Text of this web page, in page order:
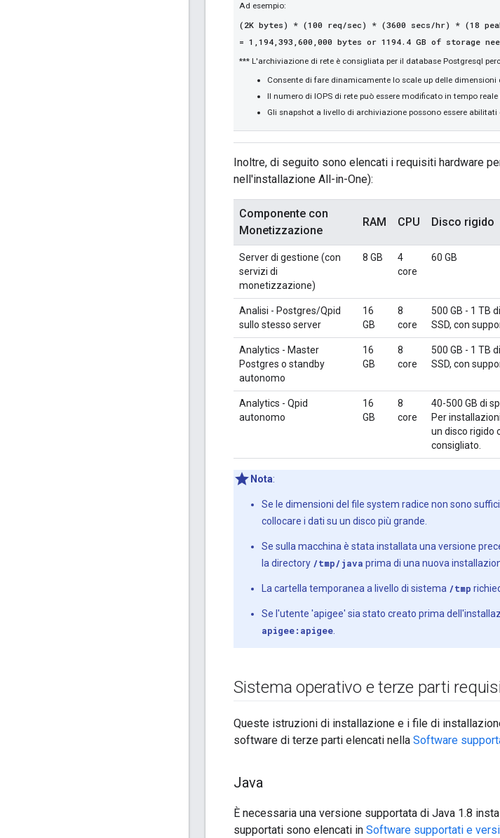
Ad esempio:
(2K bytes) * (100 req/sec) * (3600 secs/hr) * (18
= 1,194,393,600,000 bytes or 1194.4 GB of storage
*** L'archiviazione di rete è consigliata per il database Postgresql
Consente di fare dinamicamente lo scale up delle
Il numero di IOPS di rete può essere modificato in tempo
Gli snapshot a livello di archiviazione possono essere
Inoltre, di seguito sono elencati i requisiti hardware
nell'installazione All-in-One):
Componente con
Monetizzazione
RAM CPU Disco rigido
Server di gestione (con
servizi di
monetizzazione)
8 GB
4
core
60 GB
Analisi - Postgres/Qpid
sullo stesso server
16
GB
8
core
500 GB - 1 TB
SSD, con
Analytics - Master
Postgres o standby
autonomo
16
GB
8
core
500 GB - 1 TB
SSD, con
Analytics - Qpid
autonomo
16
GB
8
core
40-500 GB di
Per
un disco rigido
consigliato.
Nota:
Se le dimensioni del file system radice non sono
collocare i dati su un disco più grande.
Se sulla macchina è stata installata una versione
la directory /tmp/java prima di una nuova
La cartella temporanea a livello di sistema /tmp
Se l'utente 'apigee' sia stato creato prima
apigee:apigee
Sistema operativo e terze parti
Queste istruzioni di installazione e i file di
software di terze parti elencati nella Software
Java
È necessaria una versione supportata di Java 1.8
supportati sono elencati in Software supportati e